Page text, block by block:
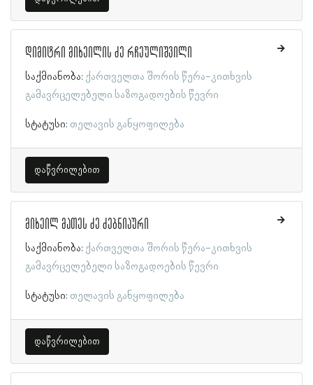
დიმიტრი მიხეილის ძე რჩეულიშვილი
საქმიანობა: ქართველთა შორის წერა-კითხვის
გამავრცელებელი საზოგადოების წევრი
სტატუსი: თელავის განყოფილება
დაწვრილებით
მიხეილ მათეს ძე ძებნიაური
საქმიანობა: ქართველთა შორის წერა-კითხვის
გამავრცელებელი საზოგადოების წევრი
სტატუსი: თელავის განყოფილება
დაწვრილებით